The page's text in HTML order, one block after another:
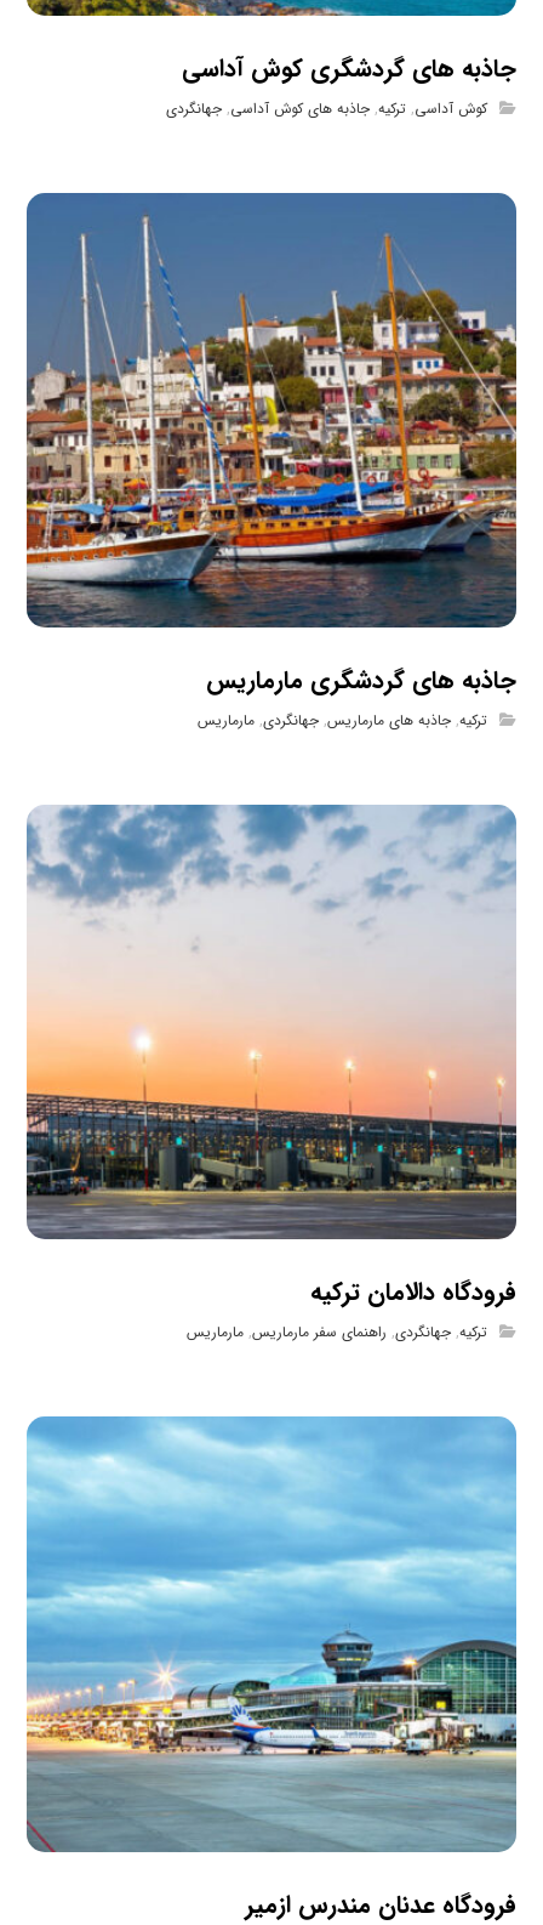
جاذبه های گردشگری کوش آداسی
کوش آداسی,ترکیه,جاذبه های کوش آداسی,جهانگردی
جاذبه های گردشگری مارماریس
ترکیه,جاذبه های مارماریس,جهانگردی,مارماریس
فرودگاه دالامان ترکیه
ترکیه,جهانگردی, راهنمای سفر مارماریس,مارماریس
فرودگاه عدنان مندرس ازمیر